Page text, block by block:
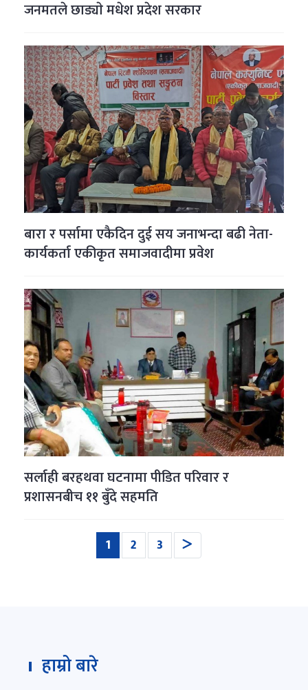
जनमतले छाड्याे मधेश प्रदेश सरकार
बारा र पर्सामा एकैदिन दुई सय जनाभन्दा बढी नेता-
कार्यकर्ता एकीकृत समाजवादीमा प्रवेश
सर्लाही बरहथवा घटनामा पीडित परिवार र
प्रशासनबीच ११ बुँदे सहमति
1(current)
2 3
हाम्रो बारे